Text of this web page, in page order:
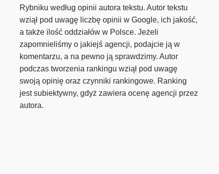
Rybniku według opinii autora tekstu. Autor tekstu
wziął pod uwagę liczbę opinii w Google, ich jakość,
a także ilość oddziałów w Polsce. Jeżeli
zapomnieliśmy o jakiejś agencji, podajcie ją w
komentarzu, a na pewno ją sprawdzimy. Autor
podczas tworzenia rankingu wziął pod uwagę
swoją opinię oraz czynniki rankingowe. Ranking
jest subiektywny, gdyż zawiera ocenę agencji przez
autora.